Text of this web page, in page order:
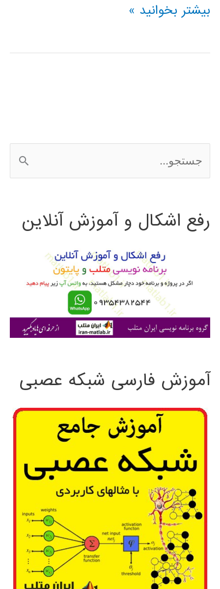
فیلم
simElectronics
بیشتر بخوانید »
س
ج
ی
رفع اشکال و آموزش آنلاین
آموزش فارسی شبکه عصبی